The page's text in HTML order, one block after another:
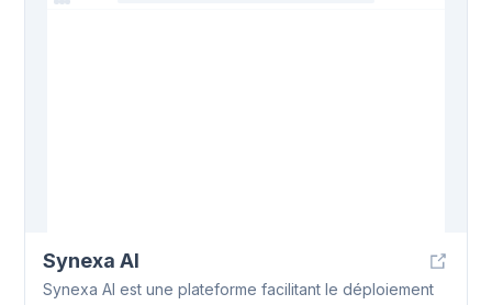
Synexa AI
Synexa AI est une plateforme facilitant le déploiement